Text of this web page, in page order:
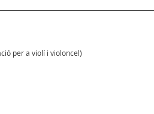
per a violí i violoncel)